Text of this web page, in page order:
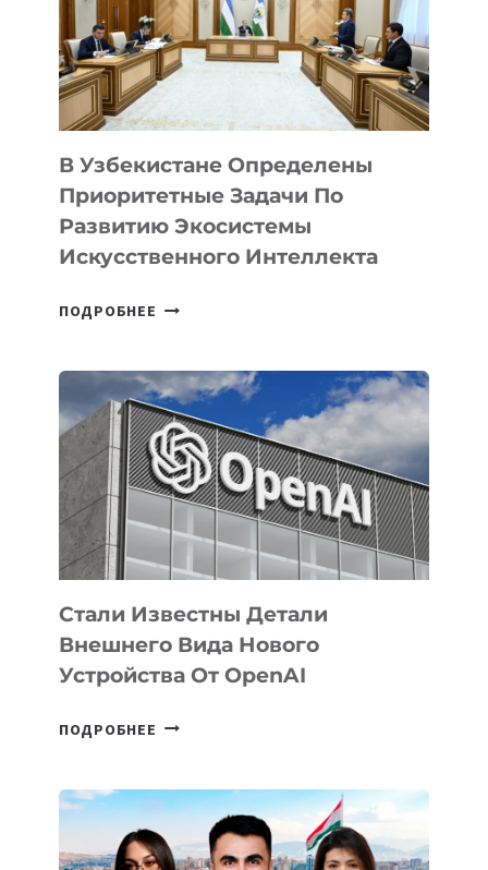
В Узбекистане Определены
Приоритетные Задачи По
Развитию Экосистемы
Искусственного Интеллекта
ПОДРОБНЕЕ
ПРИОРИТЕТНЫЕ
ЗАДАЧИ
ПО
РАЗВИТИЮ
ЭКОСИСТЕМЫ
ИСКУССТВЕННОГО
ИНТЕЛЛЕКТА
Стали Известны Детали
Внешнего Вида Нового
Устройства От OpenAI
ПОДРОБНЕЕ СТАЛИ
ВНЕШНЕГО
ВИДА
НОВОГО